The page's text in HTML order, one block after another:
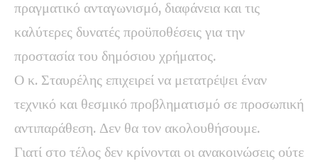
πραγματικό ανταγωνισμό, διαφάνεια και τις
καλύτερες δυνατές προϋποθέσεις για την
προστασία του δημόσιου χρήματος.
Ο κ. Σταυρέλης επιχειρεί να μετατρέψει έναν
τεχνικό και θεσμικό προβληματισμό σε προσωπική
αντιπαράθεση. Δεν θα τον ακολουθήσουμε.
Γιατί στο τέλος δεν κρίνονται οι ανακοινώσεις ούτε